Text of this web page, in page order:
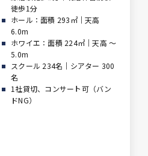
徒歩1分
ホール：面積 293㎡｜天高
6.0m
ホワイエ：面積 224㎡｜天高 ～
5.0m
スクール 234名｜シアター 300
名
1社貸切、コンサート可（バン
ドNG）